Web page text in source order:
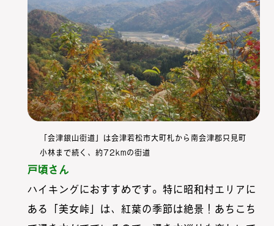
「会津銀山街道」は会津若松市大町札から南会津郡只見町
小林まで続く、約72kmの街道
戸頃さん
ハイキングにおすすめです。特に昭和村エリアに
ある「美女峠」は、紅葉の季節は絶景！あちこち